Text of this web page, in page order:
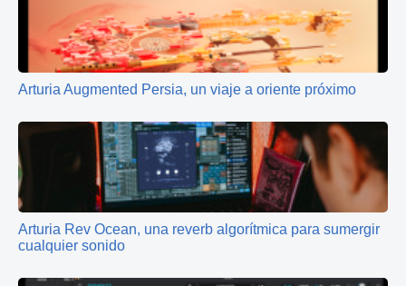
Arturia Augmented Persia, un viaje a oriente próximo
Arturia Rev Ocean, una reverb algorítmica para sumergir
cualquier sonido